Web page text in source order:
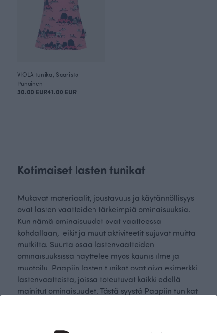
VIOLA tunika, Saaristo
Punainen
30.00 EUR41.00 EUR
Kotimaiset lasten tunikat
Mukavat materiaalit, joustavuus ja käytännöllisyys
ovat lasten vaatteiden tärkeimpiä ominaisuuksia.
Kun nämä ominaisuudet ovat vaatteessa
kohdallaan, leikit ja muut aktiviteetit sujuvat muitta
mutkitta. Suurta osaa lastenvaatteiden
ominaisuuksissa näyttelee myös kaunis ilme ja
muotoilu. Paapiin lasten tunikat ovat oiva esimerkki
lastenvaatteista, joissa toteutuvat kaikki edellä
mainitut ominaisuudet. Tästä syystä Paapiin tunikat